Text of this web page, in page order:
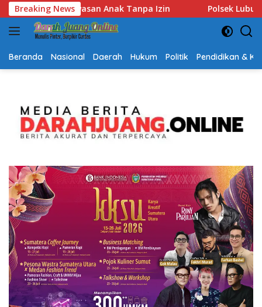
Langsung
ke
konten
Breaking News
Polsek Lubuk Baja Amankan Dua Tersangka Beserta 74
Beranda Nasional Daerah Hukum Politik Pendidikan &